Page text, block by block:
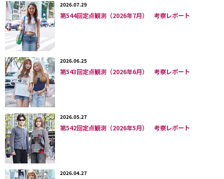
https://www.web-
across.com/observe/p7l756000005efzh.html
＊ ＊ ＊
2026.07.29
第544回定点観測（2026年7月） 考察レポート
2026.06.25
第543回定点観測（2026年6月） 考察レポート
2026.05.27
第542回定点観測（2026年5月） 考察レポート
2026.04.27